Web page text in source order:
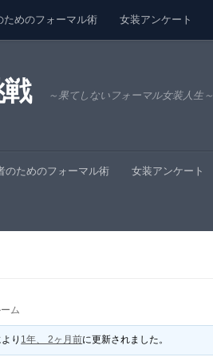
ためのフォーマル術 女装アンケート
～果てしないフォーマル女装人生～
のためのフォーマル術 女装アンケート
ム
り 1年、 2ヶ月前に更新されました。